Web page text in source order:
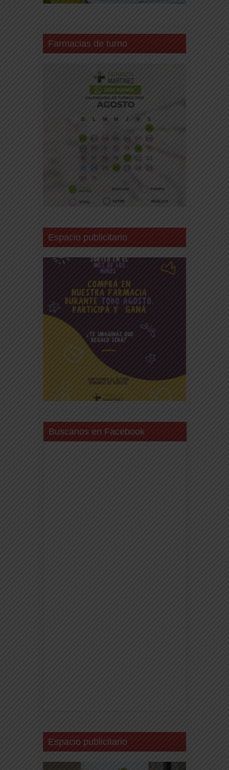
Farmacias de turno
Espacio publicitario
Buscanos en Facebook
Espacio publicitario